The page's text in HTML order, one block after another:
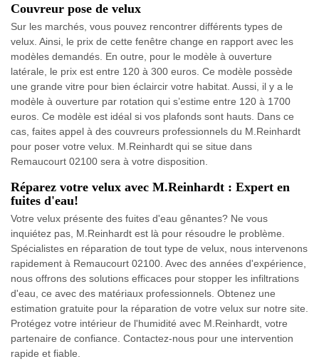
Couvreur pose de velux
Sur les marchés, vous pouvez rencontrer différents types de
velux. Ainsi, le prix de cette fenêtre change en rapport avec les
modèles demandés. En outre, pour le modèle à ouverture
latérale, le prix est entre 120 à 300 euros. Ce modèle possède
une grande vitre pour bien éclaircir votre habitat. Aussi, il y a le
modèle à ouverture par rotation qui s’estime entre 120 à 1700
euros. Ce modèle est idéal si vos plafonds sont hauts. Dans ce
cas, faites appel à des couvreurs professionnels du M.Reinhardt
pour poser votre velux. M.Reinhardt qui se situe dans
Remaucourt 02100 sera à votre disposition.
Réparez votre velux avec M.Reinhardt : Expert en
fuites d'eau!
Votre velux présente des fuites d'eau gênantes? Ne vous
inquiétez pas, M.Reinhardt est là pour résoudre le problème.
Spécialistes en réparation de tout type de velux, nous intervenons
rapidement à Remaucourt 02100. Avec des années d'expérience,
nous offrons des solutions efficaces pour stopper les infiltrations
d'eau, ce avec des matériaux professionnels. Obtenez une
estimation gratuite pour la réparation de votre velux sur notre site.
Protégez votre intérieur de l'humidité avec M.Reinhardt, votre
partenaire de confiance. Contactez-nous pour une intervention
rapide et fiable.